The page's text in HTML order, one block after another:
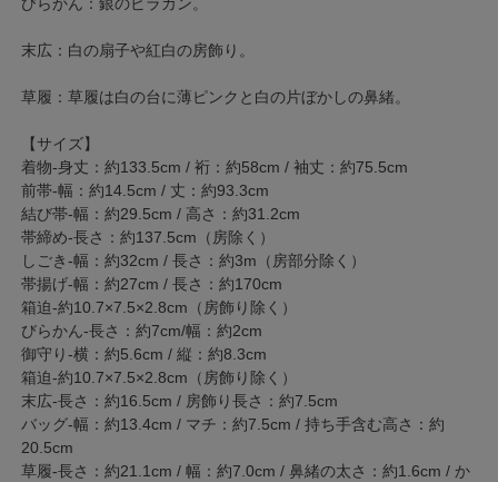
末広：白の扇子や紅白の房飾り。
草履：草履は白の台に薄ピンクと白の片ぼかしの鼻緒。
【サイズ】
着物-身丈：約133.5cm / 裄：約58cm / 袖丈：約75.5cm
前帯-幅：約14.5cm / 丈：約93.3cm
結び帯-幅：約29.5cm / 高さ：約31.2cm
帯締め-長さ：約137.5cm（房除く）
しごき-幅：約32cm / 長さ：約3m（房部分除く）
帯揚げ-幅：約27cm / 長さ：約170cm
箱迫-約10.7×7.5×2.8cm（房飾り除く）
びらかん-長さ：約7cm/幅：約2cm
御守り-横：約5.6cm / 縦：約8.3cm
箱迫-約10.7×7.5×2.8cm（房飾り除く）
末広-長さ：約16.5cm / 房飾り長さ：約7.5cm
バッグ-幅：約13.4cm / マチ：約7.5cm / 持ち手含む高さ：約
20.5cm
草履-長さ：約21.1cm / 幅：約7.0cm / 鼻緒の太さ：約1.6cm / か